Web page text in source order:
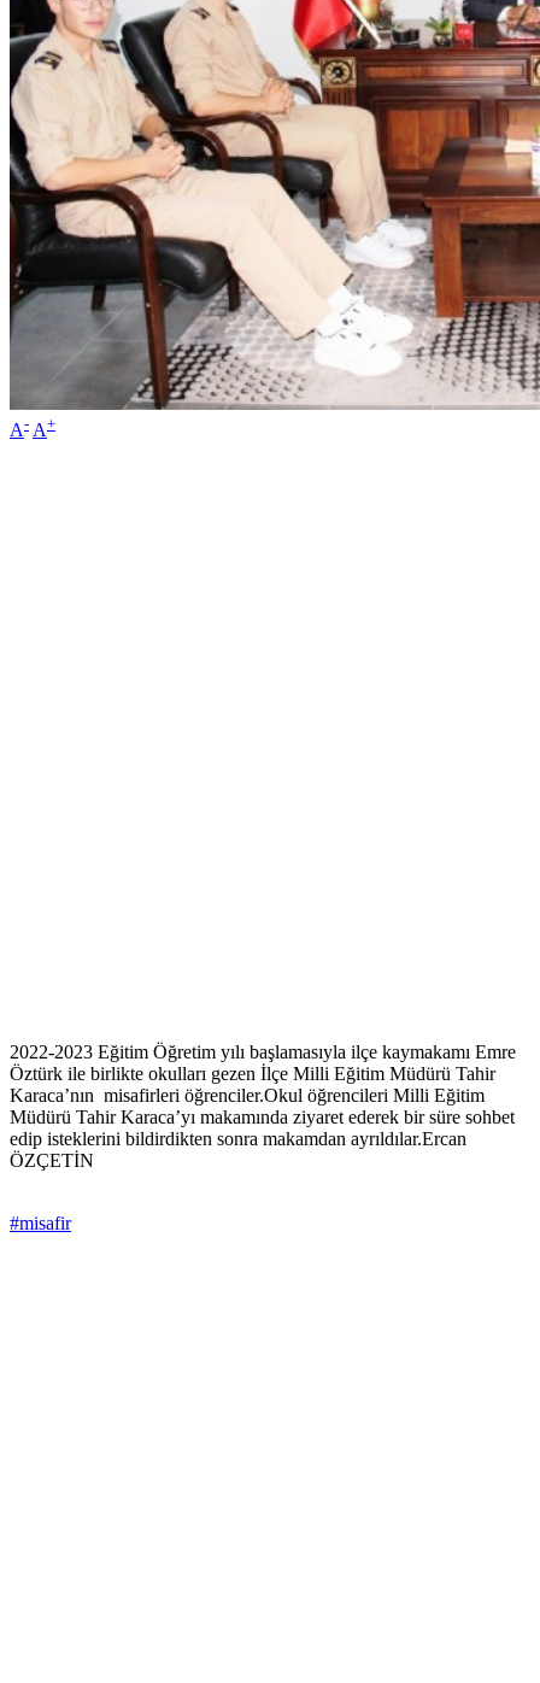
A- A+
2022-2023 Eğitim Öğretim yılı başlamasıyla ilçe kaymakamı Emre
Öztürk ile birlikte okulları gezen İlçe Milli Eğitim Müdürü Tahir
Karaca’nın misafirleri öğrenciler.Okul öğrencileri Milli Eğitim
Müdürü Tahir Karaca’yı makamında ziyaret ederek bir süre sohbet
edip isteklerini bildirdikten sonra makamdan ayrıldılar.Ercan
ÖZÇETİN
#misafir